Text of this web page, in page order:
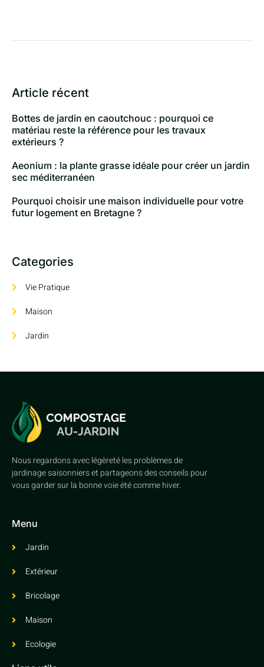
Article récent
Bottes de jardin en caoutchouc : pourquoi ce
matériau reste la référence pour les travaux
extérieurs ?
Aeonium : la plante grasse idéale pour créer un jardin
sec méditerranéen
Pourquoi choisir une maison individuelle pour votre
futur logement en Bretagne ?
Categories
Vie Pratique
Maison
Jardin
Nous regardons avec légèreté les problèmes de
jardinage saisonniers et partageons des conseils pour
vous garder sur la bonne voie été comme hiver.
Menu
Jardin
Extérieur
Bricolage
Maison
Ecologie